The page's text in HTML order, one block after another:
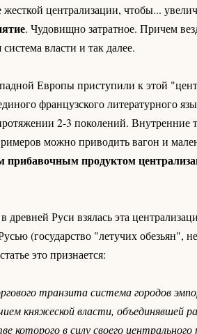
жесткой централизации, чтобы...
. Чудовищно затратное. Причем
власти и так далее.
Европы приступили к этой
французского литературного
2-3 поколений.
можно приводить вагон и
прибавочным продуктом
древней Руси взялась эта
(государство "летучих обезьян",
это признается:
транзита система городов
княжеской власти, объединявшей
которого в силу своего